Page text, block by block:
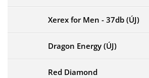
Xerex for Men - 37db (ÚJ)
Dragon Energy (ÚJ)
Red Diamond